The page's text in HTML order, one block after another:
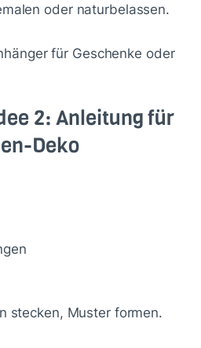
oder naturbelassen.
für Geschenke oder
2: Anleitung für
Deko
stecken, Muster formen.